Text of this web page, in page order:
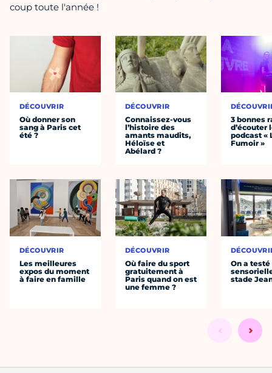
coup toute l'année !
DÉCOUVRIR
Où donner son
sang à Paris cet
été ?
DÉCOUVRIR
Les meilleures
expos du moment
à faire en famille
DÉCOUVRIR
Connaissez-vous
l’histoire des
amants maudits,
Héloïse et
Abélard ?
DÉCOUVRIR
Où faire du sport
gratuitement à
Paris quand on est
une femme ?
3 bonnes
d’écouter
podcast «
Fumoir »
On a
stade